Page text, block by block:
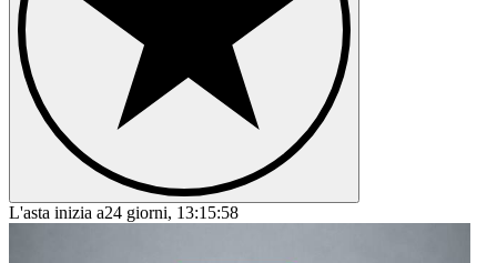
L'asta inizia a24 giorni, 13:15:58